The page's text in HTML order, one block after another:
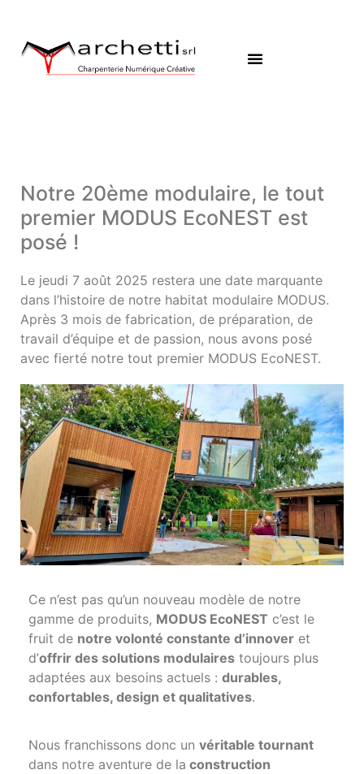
Notre 20ème modulaire, le tout
premier MODUS EcoNEST est
posé !
Le jeudi 7 août 2025 restera une date marquante
dans l’histoire de notre habitat modulaire MODUS.
Après 3 mois de fabrication, de préparation, de
travail d’équipe et de passion, nous avons posé
avec fierté notre tout premier MODUS EcoNEST.
Ce n’est pas qu’un nouveau modèle de notre
gamme de produits, MODUS EcoNEST c’est le
fruit de notre volonté constante d’innover et
d’offrir des solutions modulaires toujours plus
adaptées aux besoins actuels : durables,
confortables, design et qualitatives.
Nous franchissons donc un véritable tournant
dans notre aventure de la construction